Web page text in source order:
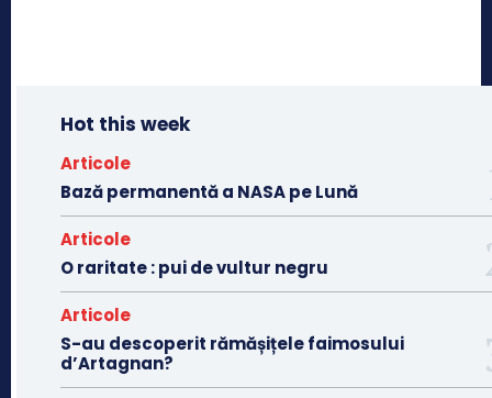
Hot this week
Articole
Bază permanentă a NASA pe Lună
Articole
O raritate : pui de vultur negru
Articole
S-au descoperit rămășițele faimosului
d’Artagnan?